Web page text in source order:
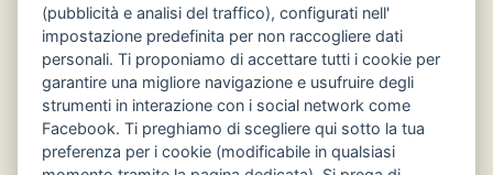
(pubblicità e analisi del traffico), configurati nell'
impostazione predefinita per non raccogliere dati
personali. Ti proponiamo di accettare tutti i cookie per
garantire una migliore navigazione e usufruire degli
strumenti in interazione con i social network come
Facebook. Ti preghiamo di scegliere qui sotto la tua
preferenza per i cookie (modificabile in qualsiasi